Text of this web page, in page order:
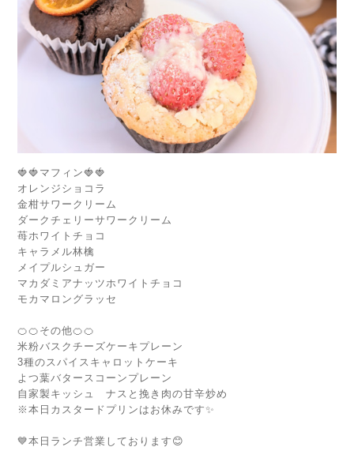
🍓🍓マフィン🍓🍓
オレンジショコラ
金柑サワークリーム
ダークチェリーサワークリーム
苺ホワイトチョコ
キャラメル林檎
メイプルシュガー
マカダミアナッツホワイトチョコ
モカマロングラッセ
🍊🍊その他🍊🍊
米粉バスクチーズケーキプレーン
3種のスパイスキャロットケーキ
よつ葉バタースコーンプレーン
自家製キッシュ ナスと挽き肉の甘辛炒め
※本日カスタードプリンはお休みです✨
💙本日ランチ営業しております😊